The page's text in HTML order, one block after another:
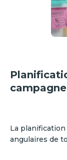
campagne
La
angulaires de